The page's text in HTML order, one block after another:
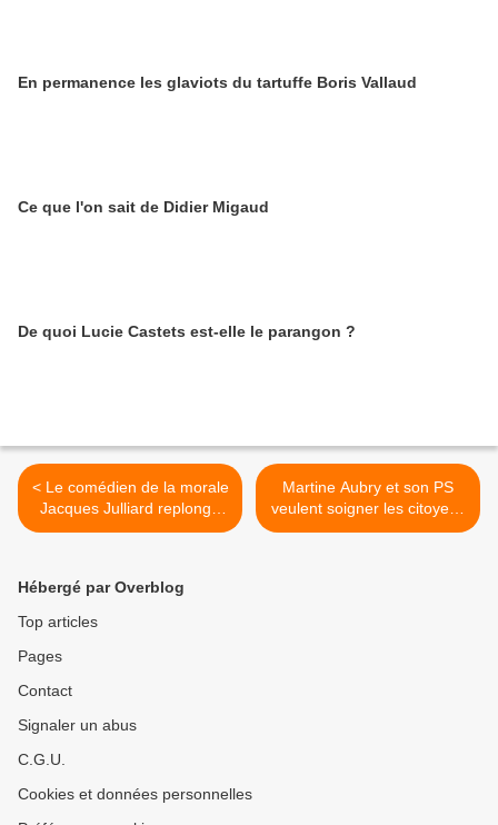
En permanence les glaviots du tartuffe Boris Vallaud
Ce que l'on sait de Didier Migaud
De quoi Lucie Castets est-elle le parangon ?
< Le comédien de la morale
Jacques Julliard replonge
vite
Martine Aubry et son PS
veulent soigner les citoyens
>
Hébergé par Overblog
Top articles
Pages
Contact
Signaler un abus
C.G.U.
Cookies et données personnelles